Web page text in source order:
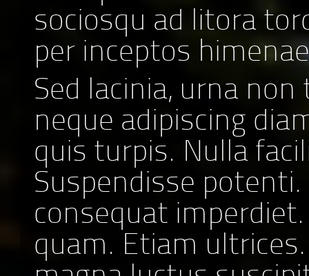
sociosqu ad litora
per inceptos
Sed lacinia, urna
neque adipiscing
quis turpis. Nulla
Suspendisse
consequat
quam. Etiam